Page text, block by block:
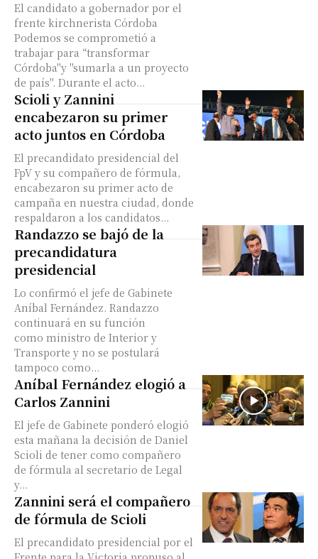
El candidato a gobernador por el
frente kirchnerista Córdoba
Podemos se comprometió a
trabajar para “transformar
Córdoba"y "sumarla a un proyecto
de país". Durante el acto...
Scioli y Zannini
encabezaron su primer
acto juntos en Córdoba
El precandidato presidencial del
FpV y su compañero de fórmula,
encabezaron su primer acto de
campaña en nuestra ciudad, donde
respaldaron a los candidatos...
Randazzo se bajó de la
precandidatura
presidencial
Lo confirmó el jefe de Gabinete
Aníbal Fernández. Randazzo
continuará en su función
como ministro de Interior y
Transporte y no se postulará
tampoco como...
Aníbal Fernández elogió a
Carlos Zannini
El jefe de Gabinete ponderó elogió
esta mañana la decisión de Daniel
Scioli de tener como compañero
de fórmula al secretario de Legal
y...
Zannini será el compañero
de fórmula de Scioli
El precandidato presidencial por el